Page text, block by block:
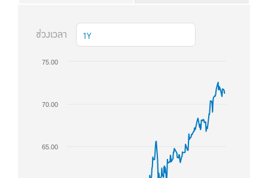
ช่วงเวลา 1Y
65.00
70.00
75.00